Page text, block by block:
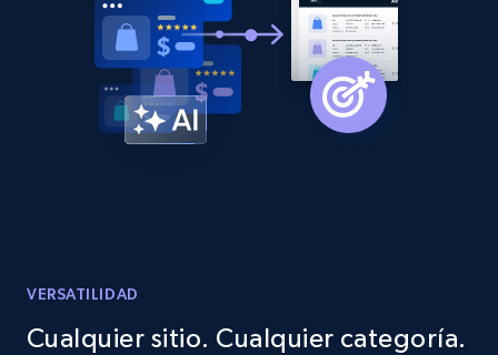
Amazon products global dataset -
Collecting products by keyword search
VERSATILIDAD
Cualquier sitio. Cualquier categoría.